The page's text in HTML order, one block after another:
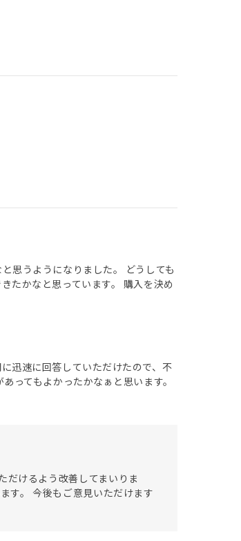
思うようになりました。 どうしても
たかなと思っています。 購入を決め
迅速に回答していただけたので、不
ってもよかったかなぁと思います。
だけるよう改善してまいりま
す。 今後もご意見いただけます